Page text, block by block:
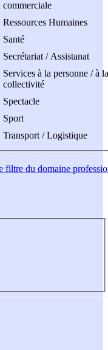
commerciale
Ressources Humaines
Santé
Secrétariat / Assistanat
Services à la personne / à la
collectivité
Spectacle
Sport
Transport / Logistique
filtre du domaine